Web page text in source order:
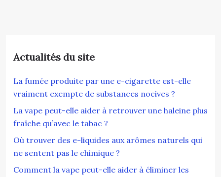
Actualités du site
La fumée produite par une e-cigarette est-elle
vraiment exempte de substances nocives ?
La vape peut-elle aider à retrouver une haleine plus
fraîche qu’avec le tabac ?
Où trouver des e-liquides aux arômes naturels qui
ne sentent pas le chimique ?
Comment la vape peut-elle aider à éliminer les